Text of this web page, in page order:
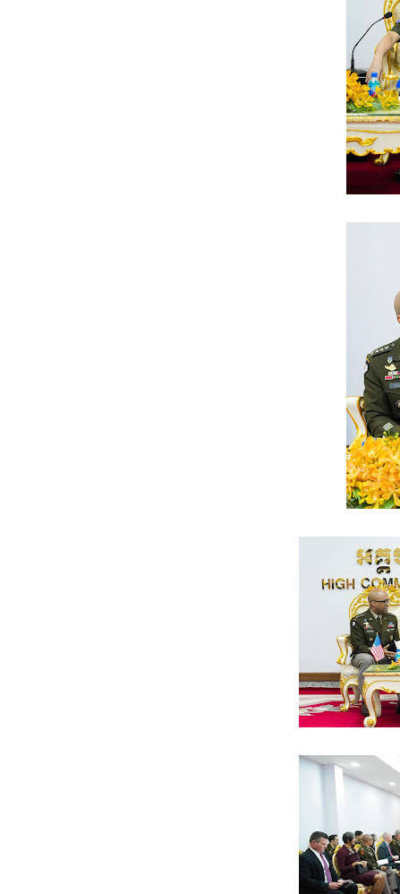
ន * ក្រមសិលធម៌ វិជ្ជាជីវៈ ត្រូវបានអនុវត្ត ជាកត្តាចម្បង ព្រមទទួលមតិ